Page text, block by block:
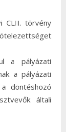
CLII. törvény
a pályázati
a pályázati
döntéshozó
általi